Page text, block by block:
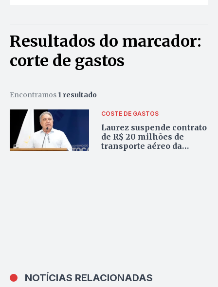
Resultados do marcador:
corte de gastos
Encontramos 1 resultado
COSTE DE GASTOS
Laurez suspende contrato
de R$ 20 milhões de
transporte aéreo da
NOTÍCIAS RELACIONADAS